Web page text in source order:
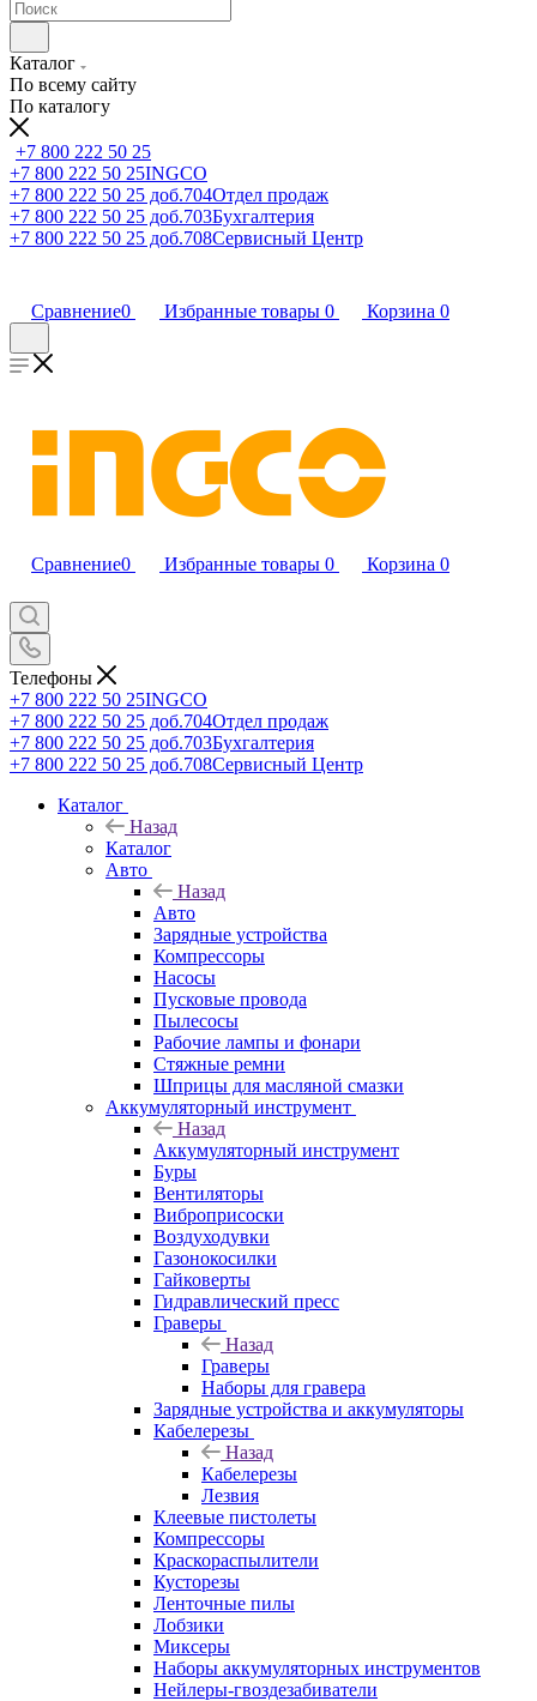
Каталог
По всему сайту
По каталогу
+7 800 222 50 25
+7 800 222 50 25INGCO
+7 800 222 50 25 доб.704Отдел продаж
+7 800 222 50 25 доб.703Бухгалтерия
+7 800 222 50 25 доб.708Сервисный Центр
Сравнение0 Избранные товары 0 Корзина 0
Сравнение0 Избранные товары 0 Корзина 0
Телефоны
+7 800 222 50 25INGCO
+7 800 222 50 25 доб.704Отдел продаж
+7 800 222 50 25 доб.703Бухгалтерия
+7 800 222 50 25 доб.708Сервисный Центр
Каталог
Назад
Каталог
Авто
Назад
Авто
Зарядные устройства
Компрессоры
Насосы
Пусковые провода
Пылесосы
Рабочие лампы и фонари
Стяжные ремни
Шприцы для масляной смазки
Аккумуляторный инструмент
Назад
Аккумуляторный инструмент
Буры
Вентиляторы
Виброприсоски
Воздуходувки
Газонокосилки
Гайковерты
Гидравлический пресс
Граверы
Назад
Граверы
Наборы для гравера
Зарядные устройства и аккумуляторы
Кабелерезы
Назад
Кабелерезы
Лезвия
Клеевые пистолеты
Компрессоры
Краскораспылители
Кусторезы
Ленточные пилы
Лобзики
Миксеры
Наборы аккумуляторных инструментов
Нейлеры-гвоздезабиватели